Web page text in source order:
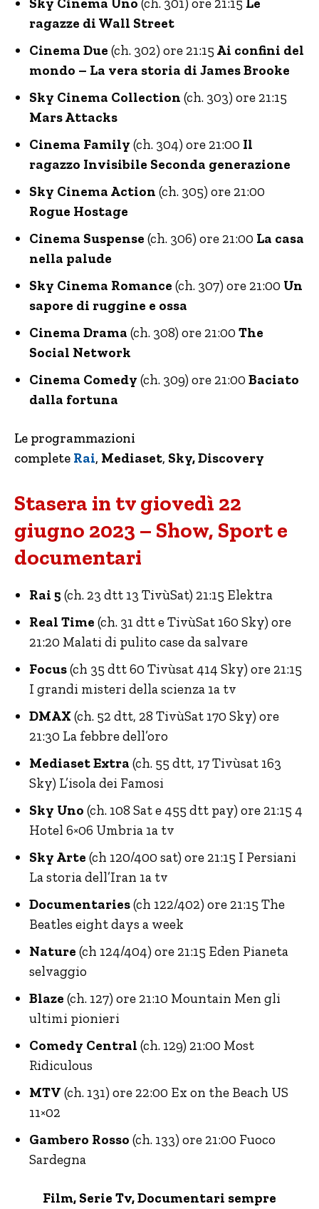
ragazze di Wall Street
Cinema Due (ch. 302) ore 21:15 Ai confini del
mondo – La vera storia di James Brooke
Sky Cinema Collection (ch. 303) ore 21:15
Mars Attacks
Cinema Family (ch. 304) ore 21:00 Il
ragazzo Invisibile Seconda generazione
Sky Cinema Action (ch. 305) ore 21:00
Rogue Hostage
Cinema Suspense (ch. 306) ore 21:00 La casa
nella palude
Sky Cinema Romance (ch. 307) ore 21:00 Un
sapore di ruggine e ossa
Cinema Drama (ch. 308) ore 21:00 The
Social Network
Cinema Comedy (ch. 309) ore 21:00 Baciato
dalla fortuna
Le programmazioni
complete Rai, Mediaset, Sky, Discovery
Stasera in tv giovedì 22
giugno 2023 – Show, Sport e
documentari
Rai 5 (ch. 23 dtt 13 TivùSat) 21:15 Elektra
Real Time (ch. 31 dtt e TivùSat 160 Sky) ore
21:20 Malati di pulito case da salvare
Focus(ch 35 dtt 60 Tivùsat 414 Sky) ore 21:15
I grandi misteri della scienza 1a tv
DMAX (ch. 52 dtt, 28 TivùSat 170 Sky) ore
21:30 La febbre dell’oro
Mediaset Extra (ch. 55 dtt, 17 Tivùsat 163
Sky) L’isola dei Famosi
Sky Uno (ch. 108 Sat e 455 dtt pay) ore 21:15 4
Hotel 6×06 Umbria 1a tv
Sky Arte (ch 120/400 sat) ore 21:15 I Persiani
La storia dell’Iran 1a tv
Documentaries(ch 122/402) ore 21:15 The
Beatles eight days a week
Nature (ch 124/404) ore 21:15 Eden Pianeta
selvaggio
Blaze (ch. 127) ore 21:10 Mountain Men gli
ultimi pionieri
Comedy Central (ch. 129) 21:00 Most
Ridiculous
MTV (ch. 131) ore 22:00 Ex on the Beach US
11×02
Gambero Rosso (ch. 133) ore 21:00 Fuoco
Sardegna
Film, Serie Tv, Documentari sempre